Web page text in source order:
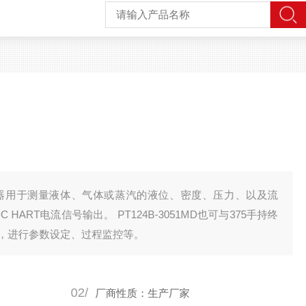
用于测量液体、气体或蒸汽的液位、密度、压力、以及流
HART电流信号输出。 PT124B-3051MD也可与375手持终
行参数设定、过程监控等。
02/ 厂商性质：生产厂家